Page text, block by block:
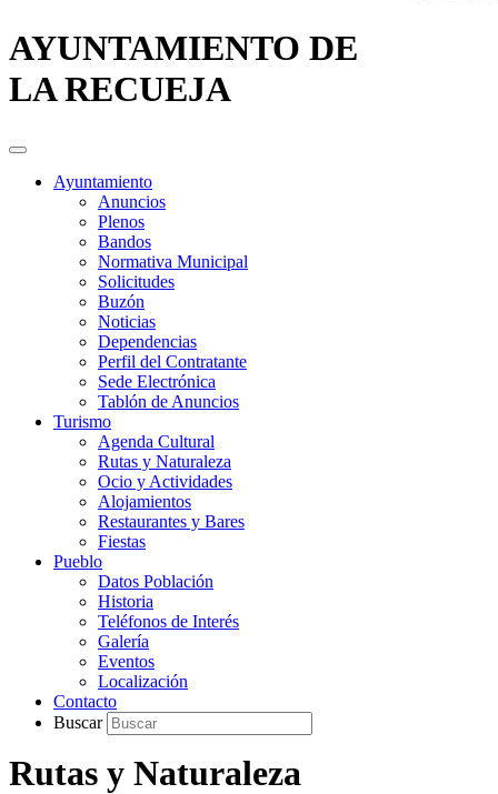
AYUNTAMIENTO DE
LA RECUEJA
Ayuntamiento
Anuncios
Plenos
Bandos
Normativa Municipal
Solicitudes
Buzón
Noticias
Dependencias
Perfil del Contratante
Sede Electrónica
Tablón de Anuncios
Turismo
Agenda Cultural
Rutas y Naturaleza
Ocio y Actividades
Alojamientos
Restaurantes y Bares
Fiestas
Pueblo
Datos Población
Historia
Teléfonos de Interés
Galería
Eventos
Localización
Contacto
Buscar
Rutas y Naturaleza